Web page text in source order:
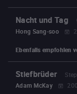
Nacht und Tag
Hong Sang-soo
Ebenfalls empfohlen
Stiefbrüder
Adam McKay